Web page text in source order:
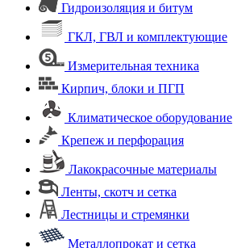
Гидроизоляция и битум
ГКЛ, ГВЛ и комплектующие
Измерительная техника
Кирпич, блоки и ПГП
Климатическое оборудование
Крепеж и перфорация
Лакокрасочные материалы
Ленты, скотч и сетка
Лестницы и стремянки
Металлопрокат и сетка